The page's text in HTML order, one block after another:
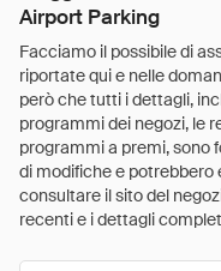
Airport Parking
Facciamo il possibile di
riportate qui e nelle
però che tutti i dettagli,
programmi dei negozi, le
programmi a premi, sono
di modifiche e potrebbero
consultare il sito del
recenti e i dettagli